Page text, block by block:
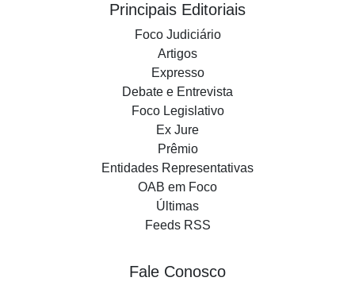
Principais Editoriais
Foco Judiciário
Artigos
Expresso
Debate e Entrevista
Foco Legislativo
Ex Jure
Prêmio
Entidades Representativas
OAB em Foco
Últimas
Feeds RSS
Fale Conosco